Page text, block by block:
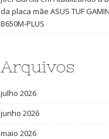
da placa mãe ASUS TUF
B650M-PLUS
Arquivos
julho 2026
junho 2026
maio 2026